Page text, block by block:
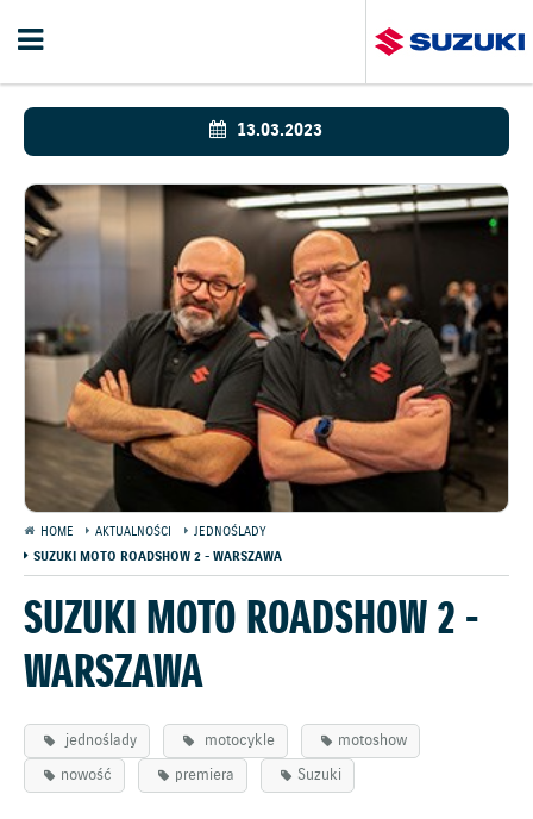
13.03.2023
HOME AKTUALNOŚCI
JEDNOŚLADY
SUZUKI MOTO ROADSHOW 2 - WARSZAWA
SUZUKI MOTO ROADSHOW 2 -
WARSZAWA
jednoślady motocykle
motoshow
nowość
premiera Suzuki